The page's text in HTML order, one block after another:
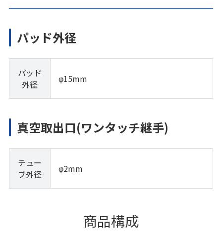
パッド外径
パッド
外径
φ15mm
真空取出口(ワンタッチ継手)
チュー
ブ外径
φ2mm
商品構成